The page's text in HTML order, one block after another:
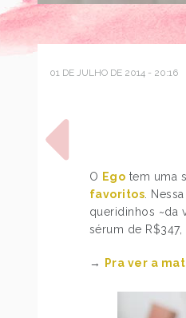
01 DE JULHO DE 2014 - 20:16
O Ego tem uma
favoritos .
queridinhos ~da
sérum de
→ Pra ver a
POST ANTERIOR
65 ANOS DE "PEANUTS":